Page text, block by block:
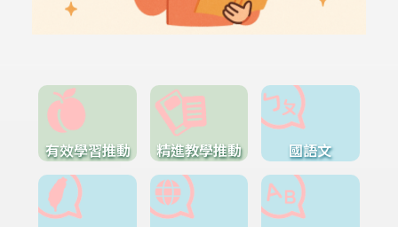
有效學習推動 精進教學推動 國語文